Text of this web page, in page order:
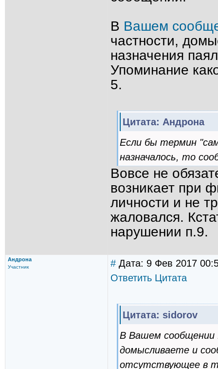
В Вашем
частности,
назначения
Упоминание
5.
Цитата: Андрона
Если бы термин
назначалось, то
Вовсе не
возникает при
личности и не
жаловался.
нарушении п.9.
Андрона
Участник # Дата: 9 Фев 2017
Ответить Цитата
Цитата: sidorov
В Вашем сообщении
домысливаете и
отсутствующее в